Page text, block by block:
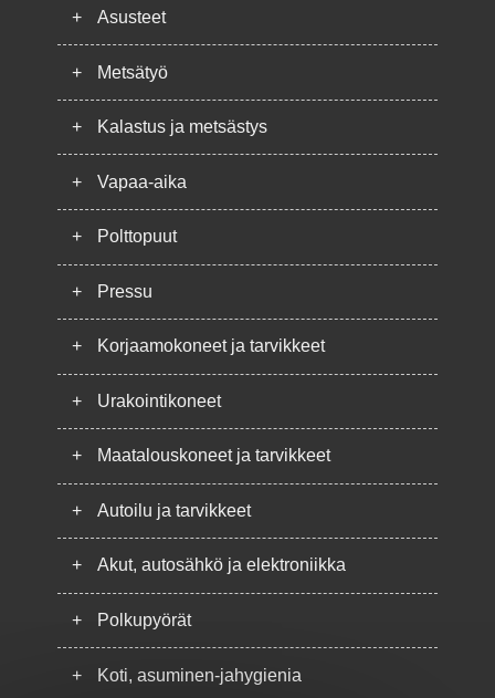
+ Asusteet
+ Metsätyö
+ Kalastus ja metsästys
+ Vapaa-aika
+ Polttopuut
+ Pressu
+ Korjaamokoneet ja tarvikkeet
+ Urakointikoneet
+ Maatalouskoneet ja tarvikkeet
+ Autoilu ja tarvikkeet
+ Akut, autosähkö ja elektroniikka
+ Polkupyörät
+ Koti, asuminen-jahygienia